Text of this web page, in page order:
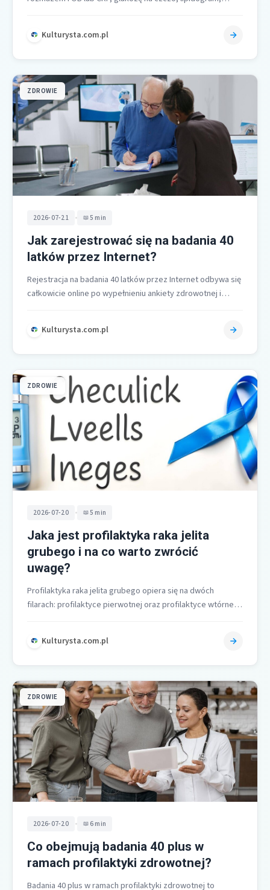
Kulturysta.com.pl
ZDROWIE
2026-07-21 • 5 min
Jak zarejestrować się na badania 40
latków przez Internet?
Rejestracja na badania 40 latków przez Internet odbywa się
całkowicie online po wypełnieniu ankiety zdrowotnej i
Kulturysta.com.pl
ZDROWIE
2026-07-20 • 5 min
Jaka jest profilaktyka raka jelita
grubego i na co warto zwrócić
uwagę?
Profilaktyka raka jelita grubego opiera się na dwóch
filarach: profilaktyce pierwotnej oraz profilaktyce wtórnej.
Kulturysta.com.pl
ZDROWIE
2026-07-20 • 6 min
Co obejmują badania 40 plus w
ramach profilaktyki zdrowotnej?
Badania 40 plus w ramach profilaktyki zdrowotnej to